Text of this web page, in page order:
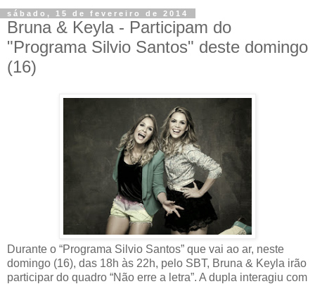
sábado, 15 de fevereiro de 2014
Bruna & Keyla - Participam do
"Programa Silvio Santos" deste domingo
Durante o “Programa Silvio Santos” que vai ao ar, neste
domingo (16), das 18h às 22h, pelo SBT, Bruna & Keyla irão
participar do quadro “Não erre a letra”. A dupla interagiu com